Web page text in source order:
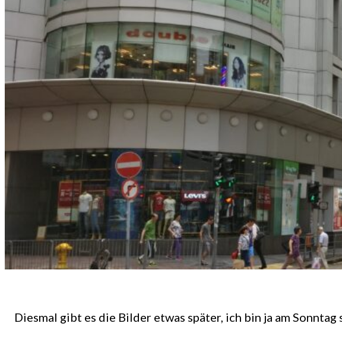
Diesmal gibt es die Bilder etwas später, ich bin ja am